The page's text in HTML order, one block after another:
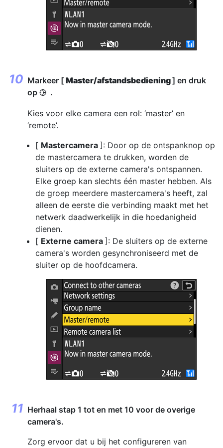
Markeer [ Master/afstandsbediening] en druk
op 2 .
Kies voor elke camera een rol: ‘master’ en
‘remote’.
[ Mastercamera ]: Door op de ontspanknop op
de mastercamera te drukken, worden de
sluiters op de externe camera's ontspannen.
Elke groep kan slechts één master hebben. Als
de groep meerdere mastercamera's heeft, zal
alleen de eerste die verbinding maakt met het
netwerk daadwerkelijk in die hoedanigheid
dienen.
[ Externe camera ]: De sluiters op de externe
camera's worden gesynchroniseerd met de
sluiter op de hoofdcamera.
Herhaal stap 1 tot en met 10 voor de overige
camera's.
Zorg ervoor dat u bij het configureren van